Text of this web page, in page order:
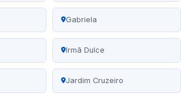
Gabriela
Irmã Dulce
Jardim Cruzeiro